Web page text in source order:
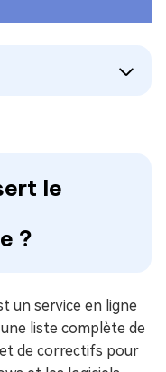
le
?
un service en ligne
liste complète de
de correctifs pour